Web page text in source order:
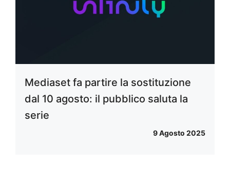
Mediaset fa partire la sostituzione
dal 10 agosto: il pubblico saluta la
serie
9 Agosto 2025